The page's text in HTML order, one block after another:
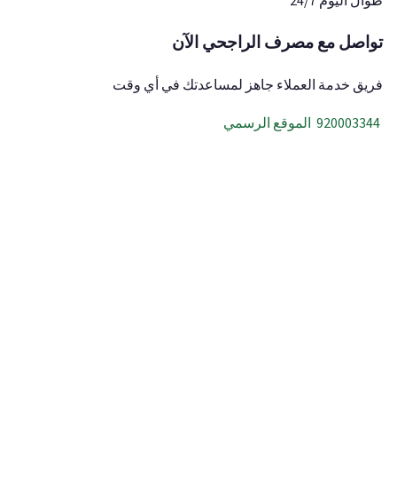
تواصل مع مصرف الراجحي الآن
فريق خدمة العملاء جاهز لمساعدتك في أي وقت
الموقع الرسمي